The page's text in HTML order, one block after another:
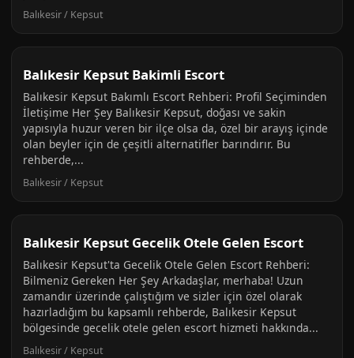
Balıkesir / Kepsut
Balıkesir Kepsut Bakimli Escort
Balıkesir Kepsut Bakımlı Escort Rehberi: Profil Seçiminden
İletişime Her Şey Balıkesir Kepsut, doğası ve sakin
yapısıyla huzur veren bir ilçe olsa da, özel bir arayış içinde
olan beyler için de çeşitli alternatifler barındırır. Bu
rehberde,...
Balıkesir / Kepsut
Balıkesir Kepsut Gecelik Otele Gelen Escort
Balıkesir Kepsut'ta Gecelik Otele Gelen Escort Rehberi:
Bilmeniz Gereken Her Şey Arkadaşlar, merhaba! Uzun
zamandır üzerinde çalıştığım ve sizler için özel olarak
hazırladığım bu kapsamlı rehberde, Balıkesir Kepsut
bölgesinde gecelik otele gelen escort hizmeti hakkında...
Balıkesir / Kepsut